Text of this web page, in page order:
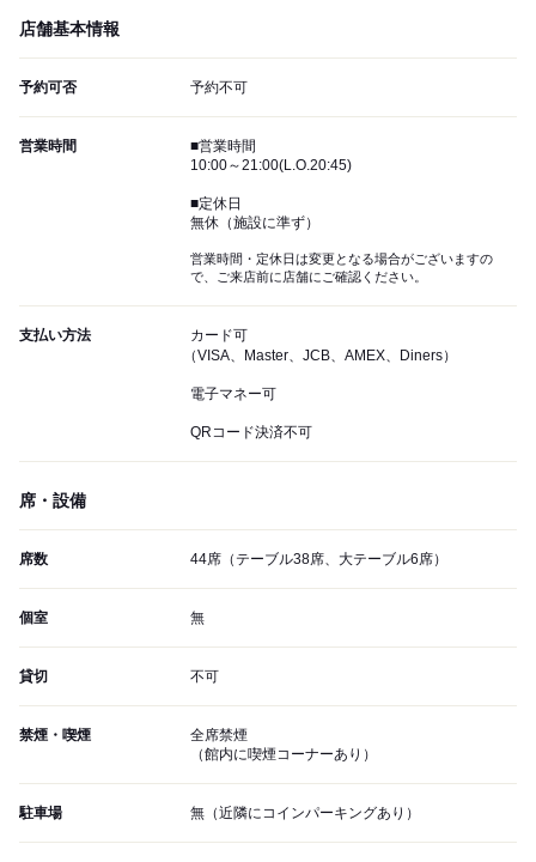
店舗基本情報
予約可否 予約不可
営業時間
■営業時間
10:00～21:00(L.O.20:45)
■定休日
無休（施設に準ず）
営業時間・定休日は変更となる場合がございますの
で、ご来店前に店舗にご確認ください。
支払い方法
カード可
（VISA、Master、JCB、AMEX、Diners）
電子マネー可
QRコード決済不可
席・設備
席数 44席（テーブル38席、大テーブル6席）
個室 無
貸切 不可
禁煙・喫煙
全席禁煙
（館内に喫煙コーナーあり）
駐車場 無（近隣にコインパーキングあり）